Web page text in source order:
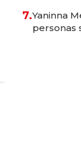
7.Yaninna
personas